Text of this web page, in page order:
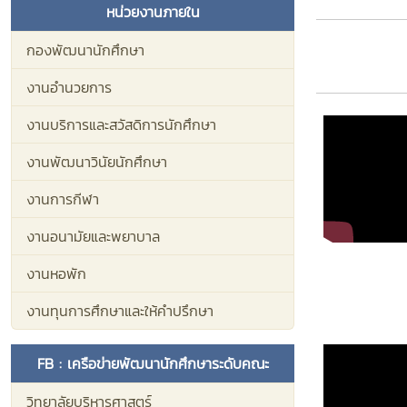
หน่วยงานภายใน
กองพัฒนานักศึกษา
งานอำนวยการ
งานบริการและสวัสดิการนักศึกษา
งานพัฒนาวินัยนักศึกษา
งานการกีฬา
งานอนามัยและพยาบาล
งานหอพัก
งานทุนการศึกษาและให้คำปรึกษา
FB : เครือข่ายพัฒนานักศึกษาระดับคณะ
วิทยาลัยบริหารศาสตร์
ไตรภาคี ผู้ช่ว
แม่โจ้ โดย ดร
ฐานะกรรมก